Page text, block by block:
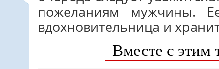
пожеланиям мужчины.
вдохновительница и
Вместе с этим